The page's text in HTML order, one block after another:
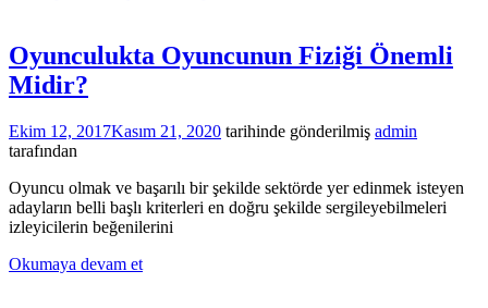
Oyunculukta Oyuncunun Fiziği Önemli
Midir?
Ekim 12, 2017Kasım 21, 2020 tarihinde gönderilmiş admin
tarafından
Oyuncu olmak ve başarılı bir şekilde sektörde yer edinmek isteyen
adayların belli başlı kriterleri en doğru şekilde sergileyebilmeleri
izleyicilerin beğenilerini
Okumaya devam et